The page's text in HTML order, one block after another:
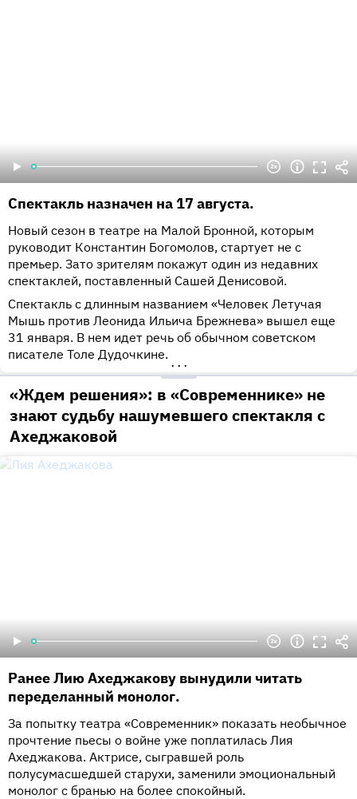
Спектакль назначен на 17 августа.
Новый сезон в театре на Малой Бронной, которым
руководит Константин Богомолов, стартует не с
премьер. Зато зрителям покажут один из недавних
спектаклей, поставленный Сашей Денисовой.
Спектакль с длинным названием «Человек Летучая
Мышь против Леонида Ильича Брежнева» вышел еще
31 января. В нем идет речь об обычном советском
писателе Толе Дудочкине.
•••
«Ждем решения»: в «Современнике» не
знают судьбу нашумевшего спектакля с
Ахеджаковой
Ранее Лию Ахеджакову вынудили читать
переделанный монолог.
За попытку театра «Современник» показать необычное
прочтение пьесы о войне уже поплатилась Лия
Ахеджакова. Актрисе, сыгравшей роль
полусумасшедшей старухи, заменили эмоциональный
монолог с бранью на более спокойный.